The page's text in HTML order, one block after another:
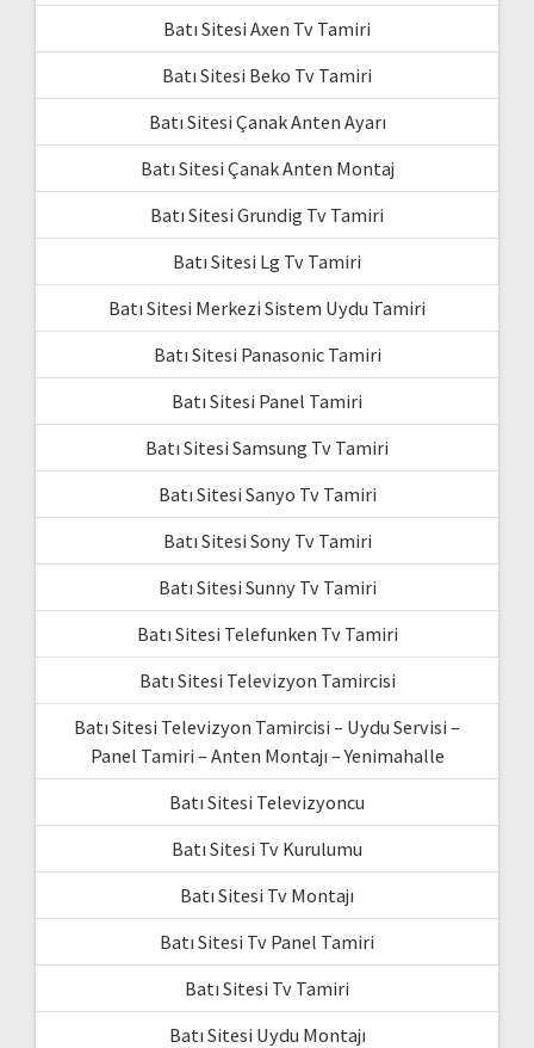
Batı Sitesi Axen Tv Tamiri
Batı Sitesi Beko Tv Tamiri
Batı Sitesi Çanak Anten Ayarı
Batı Sitesi Çanak Anten Montaj
Batı Sitesi Grundig Tv Tamiri
Batı Sitesi Lg Tv Tamiri
Batı Sitesi Merkezi Sistem Uydu Tamiri
Batı Sitesi Panasonic Tamiri
Batı Sitesi Panel Tamiri
Batı Sitesi Samsung Tv Tamiri
Batı Sitesi Sanyo Tv Tamiri
Batı Sitesi Sony Tv Tamiri
Batı Sitesi Sunny Tv Tamiri
Batı Sitesi Telefunken Tv Tamiri
Batı Sitesi Televizyon Tamircisi
Batı Sitesi Televizyon Tamircisi – Uydu Servisi –
Panel Tamiri – Anten Montajı – Yenimahalle
Batı Sitesi Televizyoncu
Batı Sitesi Tv Kurulumu
Batı Sitesi Tv Montajı
Batı Sitesi Tv Panel Tamiri
Batı Sitesi Tv Tamiri
Batı Sitesi Uydu Montajı